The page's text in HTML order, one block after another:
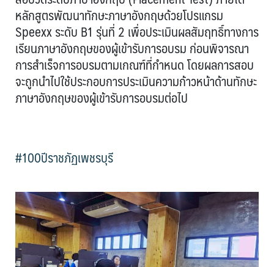
หลักสูตรพัฒนาทักษะภาษาอังกฤษด้วยโปรแกรม
Speexx ระดับ B1 รุ่นที่ 2 เพื่อประเมินผลสัมฤทธิ์ทางการ
เรียนภาษาอังกฤษของผู้เข้ารับการอบรม ก่อนพิจารณา
การสำเร็จการอบรมตามเกณฑ์ที่กำหนด โดยผลการสอบ
จะถูกนำไปใช้ประกอบการประเมินความก้าวหน้าด้านทักษะ
ภาษาอังกฤษของผู้เข้ารับการอบรมต่อไป
#100ปีราชภัฏเพชรบุรี